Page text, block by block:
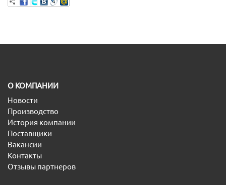
O КОМПАНИИ
Новости
Производство
История компании
Поставщики
Вакансии
Контакты
Отзывы партнеров